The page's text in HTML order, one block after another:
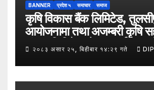
BANNER प्रदेश ५ समाचार समाज
कृषि विकास बैंक लिमिटेड,
आयोजनामा तथा अजम्बरी कृषि
संस्था लिमिटेडको सहकार्यमा
समावेशी रूपान्तरणका लागि मूल्य
(VITA) कार्यक्रम अन्तर्गत
किसान र व्यापारीबीच व्यवसाय
२०८३ असार २५, बिहीबार १४:२९ गते